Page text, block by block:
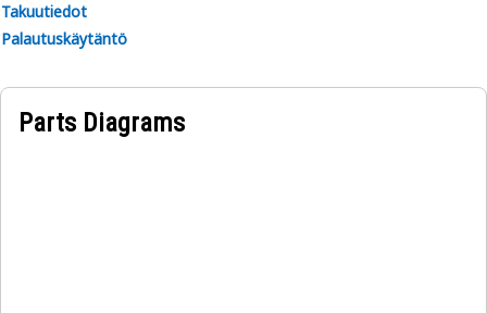
mukavan hallinnan.
Takuutiedot
Palautuskäytäntö
Parts Diagrams